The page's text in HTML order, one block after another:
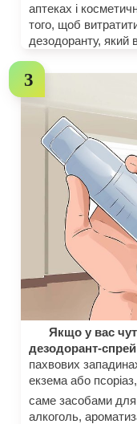
аптеках і
того, щоб
дезодоранту, який
Якщо у вас
дезодорант-
пахвових
екзема або
саме засобами
алкоголь,